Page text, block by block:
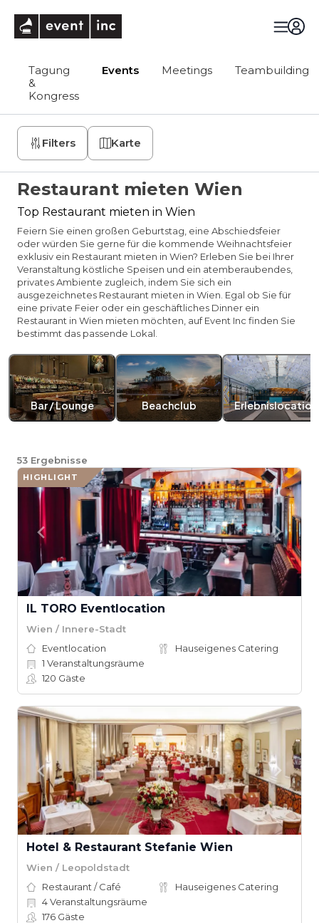
Tagung
&
Kongress
Events Meetings Teambuilding
Filters Karte
Restaurant mieten Wien
Top Restaurant mieten in Wien
Feiern Sie einen großen Geburtstag, eine Abschiedsfeier
oder würden Sie gerne für die kommende Weihnachtsfeier
exklusiv ein Restaurant mieten in Wien? Erleben Sie bei Ihrer
Veranstaltung köstliche Speisen und ein atemberaubendes,
privates Ambiente zugleich, indem Sie sich ein
ausgezeichnetes Restaurant mieten in Wien. Egal ob Sie für
eine private Feier oder ein geschäftliches Dinner ein
Restaurant in Wien mieten möchten, auf Event Inc finden Sie
bestimmt das passende Lokal.
Bar / Lounge Beachclub Erlebnislocation
53 Ergebnisse
HIGHLIGHT
IL TORO Eventlocation
Wien / Innere-Stadt
Eventlocation
Hauseigenes Catering
1 Veranstaltungsräume
120 Gäste
Hotel & Restaurant Stefanie Wien
Wien / Leopoldstadt
Restaurant / Café
Hauseigenes Catering
4Veranstaltungsräume
176 Gäste